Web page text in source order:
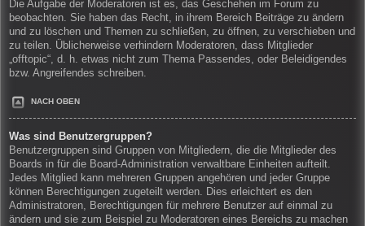
Die Aufgabe der Moderatoren ist es, das Geschehen im Forum zu
beobachten. Sie haben das Recht, in ihrem Bereich Beiträge zu ändern
und zu löschen und Themen zu schließen, zu öffnen, zu verschieben und
zu teilen. Üblicherweise verhindern Moderatoren, dass Mitglieder
„offtopic“, d. h. etwas nicht zum Thema Passendes, oder Beleidigendes
bzw. Angreifendes schreiben.
NACH OBEN
Was sind Benutzergruppen?
Benutzergruppen sind Gruppen von Mitgliedern, die die Mitglieder des
Boards in für die Board-Administration verwaltbare Einheiten aufteilt.
Jedes Mitglied kann mehreren Gruppen angehören und jeder Gruppe
können Berechtigungen zugeteilt werden. Dies erleichtert es den
Administratoren, Berechtigungen für mehrere Benutzer auf einmal zu
ändern und sie zum Beispiel zu Moderatoren eines Bereichs zu machen